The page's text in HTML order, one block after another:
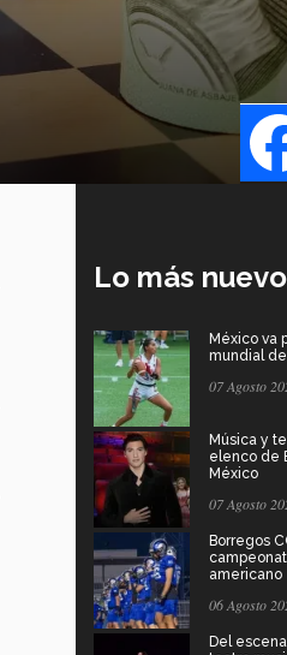
Lo más nuevo
México va
mundial
07 Agosto
Música y
elenco de
México
07 Agosto
Borregos
americano
06 Agosto
Del